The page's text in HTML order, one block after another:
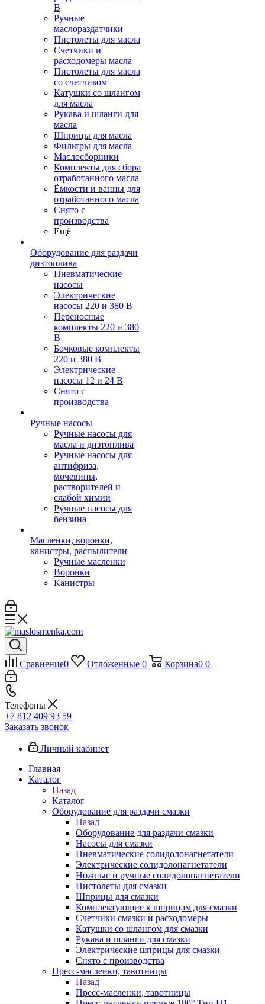
В
Ручные
маслораздатчики
Пистолеты для масла
Счетчики и
расходомеры масла
Пистолеты для масла
со счетчиком
Катушки со шлангом
для масла
Рукава и шланги для
масла
Шприцы для масла
Фильтры для масла
Маслосборники
Комплекты для сбора
отработанного масла
Ёмкости и ванны для
отработанного масла
Снято с
производства
Ещё
Оборудование для раздачи
дизтоплива
Пневматические
насосы
Электрические
насосы 220 и 380 В
Переносные
комплекты 220 и 380
В
Бочковые комплекты
220 и 380 В
Электрические
насосы 12 и 24 В
Снято с
производства
Ручные насосы
Ручные насосы для
масла и дизтоплива
Ручные насосы для
антифриза,
мочевины,
растворителей и
слабой химии
Ручные насосы для
бензина
Масленки, воронки,
канистры, распылители
Ручные масленки
Воронки
Канистры
Сравнение0 Отложенные 0 Корзина0 0
Телефоны
+7 812 409 93 59
Заказать звонок
Личный кабинет
Главная
Каталог
Назад
Каталог
Оборудование для раздачи смазки
Назад
Оборудование для раздачи смазки
Насосы для смазки
Пневматические солидолонагнетатели
Электрические солидолонагнетатели
Ножные и ручные солидолонагнетатели
Пистолеты для смазки
Шприцы для смазки
Комплектующие к шприцам для смазки
Счетчики смазки и расходомеры
Катушки со шлангом для смазки
Рукава и шланги для смазки
Электрические шприцы для смазки
Снято с производства
Пресс-масленки, тавотницы
Назад
Пресс-масленки, тавотницы